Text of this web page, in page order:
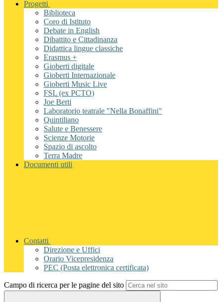
Progetti
Biblioteca
Coro di Istituto
Debate in English
Dibattito e Cittadinanza
Didattica lingue classiche
Erasmus +
Gioberti digitale
Gioberti Internazionale
Gioberti Music Live
FSL (ex PCTO)
Joe Berti
Laboratorio teatrale "Nella Bonaffini"
Quintiliano
Salute e Benessere
Scienze Motorie
Spazio di ascolto
Terra Madre
Documenti utili
Contatti
Direzione e Uffici
Orario Vicepresidenza
PEC (Posta elettronica certificata)
Campo di ricerca per le pagine del sito